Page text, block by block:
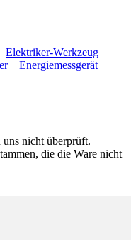
Elektriker-Werkzeug
Energiemessgerät
nicht überprüft.
die die Ware nicht